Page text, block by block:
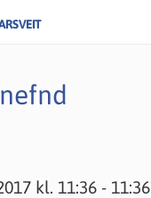
kl. 11:36 - 11:36